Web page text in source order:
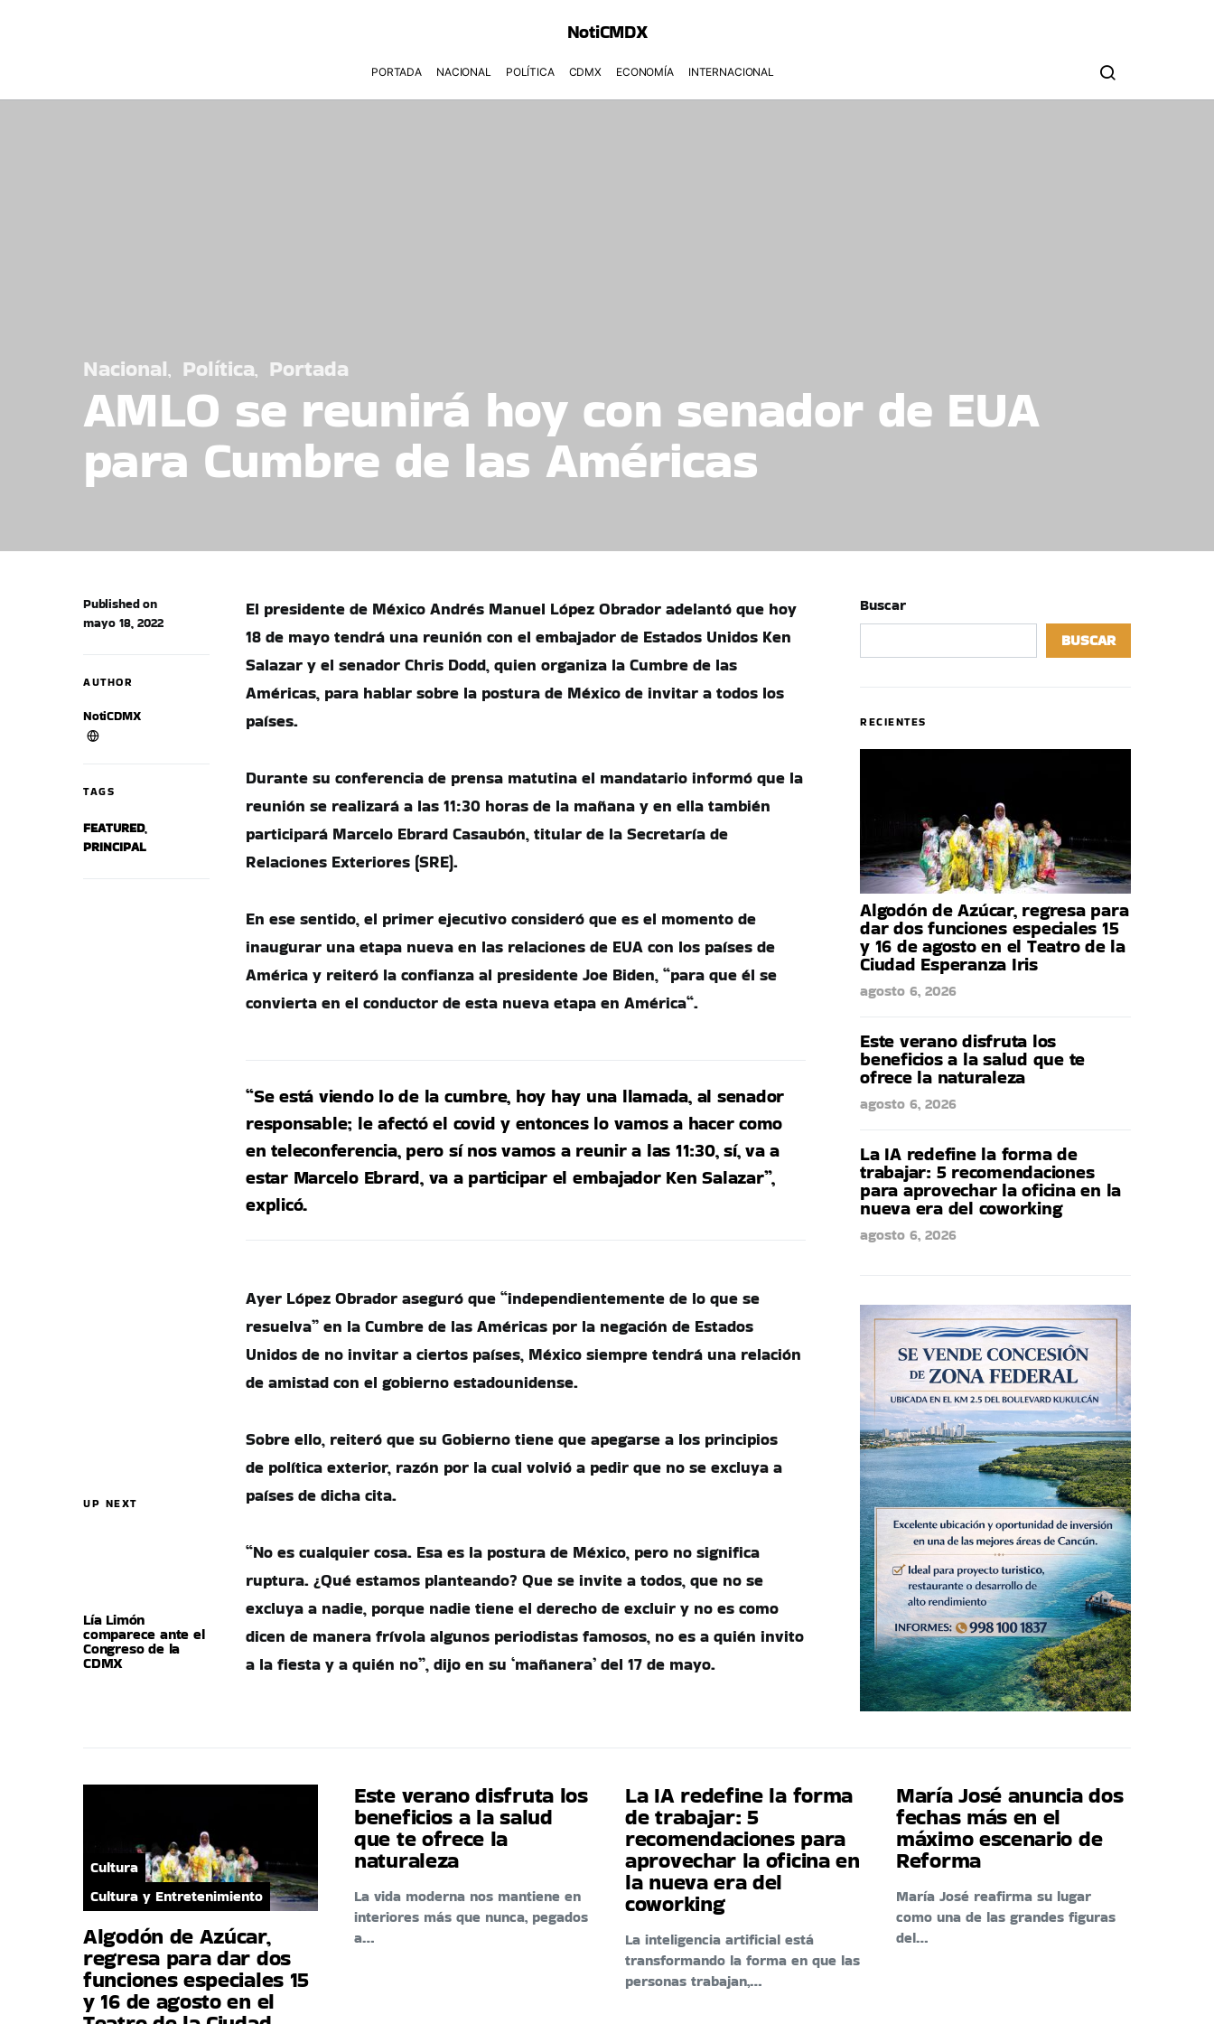
NotiCMDX
PORTADA NACIONAL POLÍTICA CDMX ECONOMÍA INTERNACIONAL
Nacional Política Portada
AMLO se reunirá hoy con senador de EUA
para Cumbre de las Américas
UP NEXT
Lía Limón
comparece ante el
Congreso de la
CDMX
Published on
mayo 18, 2022
AUTHOR
NotiCDMX
TAGS
FEATURED,
PRINCIPAL
El presidente de México Andrés Manuel López Obrador adelantó que hoy
18 de mayo tendrá una reunión con el embajador de Estados Unidos Ken
Salazar y el senador Chris Dodd, quien organiza la Cumbre de las
Américas, para hablar sobre la postura de México de invitar a todos los
países.
Durante su conferencia de prensa matutina el mandatario informó que la
reunión se realizará a las 11:30 horas de la mañana y en ella también
participará Marcelo Ebrard Casaubón, titular de la Secretaría de
Relaciones Exteriores (SRE).
En ese sentido, el primer ejecutivo consideró que es el momento de
inaugurar una etapa nueva en las relaciones de EUA con los países de
América y reiteró la confianza al presidente Joe Biden, “para que él se
convierta en el conductor de esta nueva etapa en América“.
“Se está viendo lo de la cumbre, hoy hay una llamada, al senador
responsable; le afectó el covid y entonces lo vamos a hacer como
en teleconferencia, pero sí nos vamos a reunir a las 11:30, sí, va a
estar Marcelo Ebrard, va a participar el embajador Ken Salazar”,
explicó.
Ayer López Obrador aseguró que “independientemente de lo que se
resuelva” en la Cumbre de las Américas por la negación de Estados
Unidos de no invitar a ciertos países, México siempre tendrá una relación
de amistad con el gobierno estadounidense.
Sobre ello, reiteró que su Gobierno tiene que apegarse a los principios
de política exterior, razón por la cual volvió a pedir que no se excluya a
países de dicha cita.
“No es cualquier cosa. Esa es la postura de México, pero no significa
ruptura. ¿Qué estamos planteando? Que se invite a todos, que no se
excluya a nadie, porque nadie tiene el derecho de excluir y no es como
dicen de manera frívola algunos periodistas famosos, no es a quién invito
a la fiesta y a quién no”, dijo en su ‘mañanera’ del 17 de mayo.
Buscar
BUSCAR
RECIENTES
Algodón de Azúcar, regresa para
dar dos funciones especiales 15
y 16 de agosto en el Teatro de la
Ciudad Esperanza Iris
agosto 6, 2026
Este verano disfruta los
beneficios a la salud que te
ofrece la naturaleza
agosto 6, 2026
La IA redefine la forma de
trabajar: 5 recomendaciones
para aprovechar la oficina en la
nueva era del coworking
agosto 6, 2026
Cultura
Cultura y Entretenimiento
Algodón de Azúcar,
regresa para dar dos
funciones especiales 15
y 16 de agosto en el
Este verano disfruta los
beneficios a la salud
que te ofrece la
naturaleza
La vida moderna nos mantiene en
interiores más que nunca, pegados
a…
La IA redefine la forma
de trabajar: 5
recomendaciones para
aprovechar la oficina en
la nueva era del
coworking
La inteligencia artificial está
transformando la forma en que las
personas trabajan,…
María José anuncia dos
fechas más en el
máximo escenario de
Reforma
María José reafirma su lugar
como una de las grandes figuras
del…